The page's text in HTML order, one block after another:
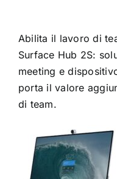
Abilita il lavoro di
Surface Hub 2S:
meeting e
porta il valore
di team.